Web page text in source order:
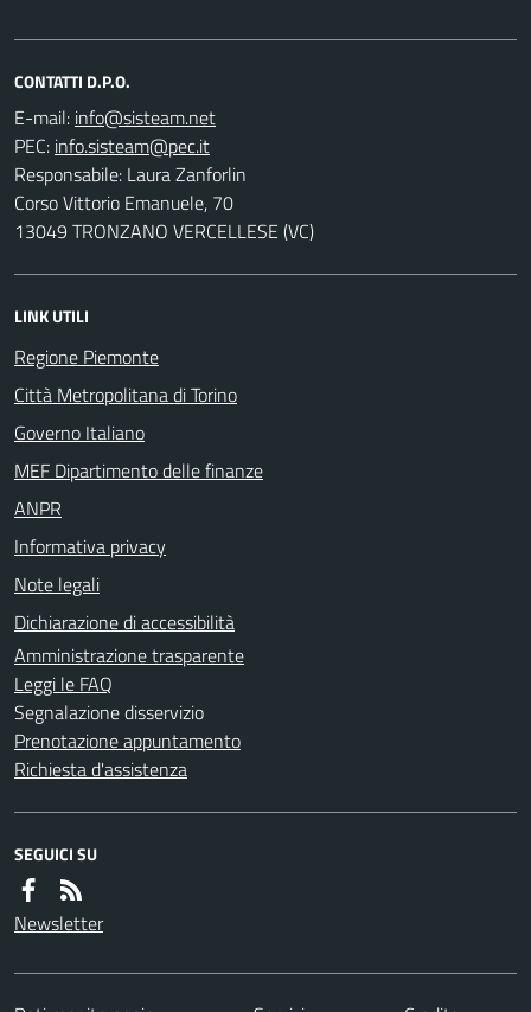
CONTATTI D.P.O.
E-mail:
PEC:
Responsabile: Laura Zanforlin
Corso Vittorio Emanuele, 70
13049 TRONZANO VERCELLESE (VC)
LINK UTILI
Regione Piemonte
Città Metropolitana di Torino
Governo Italiano
MEF Dipartimento delle finanze
ANPR
Informativa privacy
Note legali
Dichiarazione di accessibilità
Amministrazione trasparente
Leggi le FAQ
Segnalazione disservizio
Prenotazione appuntamento
Richiesta d'assistenza
SEGUICI SU
Newsletter